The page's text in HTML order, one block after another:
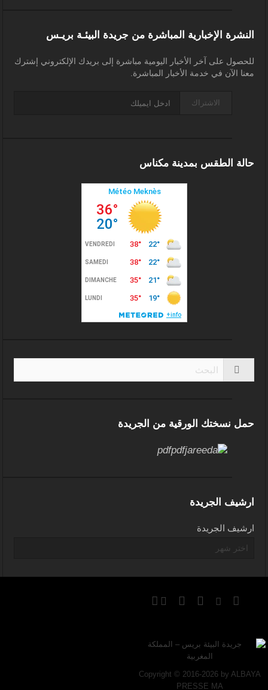
النشرة الإخبارية المباشرة من جريدة البيئـة بريـس
للحصول على آخر الأخبار اليومية مباشرة إلى بريدك الإلكتروني إشترك
معنا الآن في خدمة الأخبار المباشرة.
الاشتراك
حالة الطقس بمدينة مكناس
حمل نسختك الورقية من الجريدة
ارشيف الجريدة
ارشيف الجريدة
Copyright © 2016-2026 by ALBAYA
PRESSE MA